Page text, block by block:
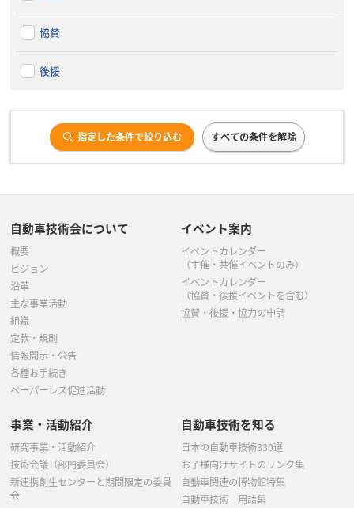
協賛
後援
指定した条件で絞り込む すべての条件を解除
自動車技術会について
概要
ビジョン
沿革
主な事業活動
組織
定款・規則
情報開示・公告
各種お手続き
ペーパーレス促進活動
イベント案内
イベントカレンダー
（主催・共催イベントのみ）
イベントカレンダー
（協賛・後援イベントを含む）
協賛・後援・協力の申請
事業・活動紹介
研究事業・活動紹介
技術会議（部門委員会）
新連携創生センターと期間限定の委員
会
自動車技術を知る
日本の自動車技術330選
お子様向けサイトのリンク集
自動車関連の博物館特集
自動車技術 用語集